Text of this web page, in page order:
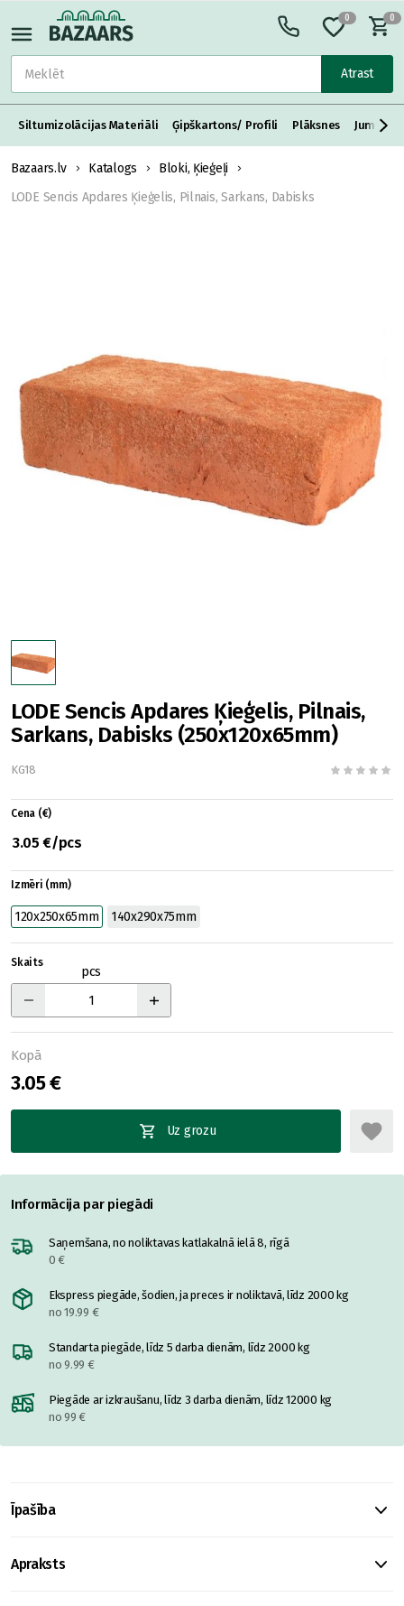
Atrast
0 0
Siltumizolācijas Materiāli Ģipškartons/ Profili Plāksnes Jumta
Bazaars.lv Katalogs
Bloki, Ķieģeļi
LODE Sencis Apdares Ķieģelis, Pilnais, Sarkans, Dabisks
LODE Sencis Apdares Ķieģelis, Pilnais,
Sarkans, Dabisks (250x120x65mm)
KG18
Cena (€)
3.05 €/pcs
Izmēri (mm)
120x250x65mm 140x290x75mm
Skaits
pcs
Kopā
3.05 €
Uz grozu
Informācija par piegādi
Saņemšana, no noliktavas katlakalnā ielā 8, rīgā
0 €
Ekspress piegāde, šodien, ja preces ir noliktavā, līdz 2000 kg
no 19.99 €
Standarta piegāde, līdz 5 darba dienām, līdz 2000 kg
no 9.99 €
Piegāde ar izkraušanu, līdz 3 darba dienām, līdz 12000 kg
no 99 €
Īpašība
Apraksts